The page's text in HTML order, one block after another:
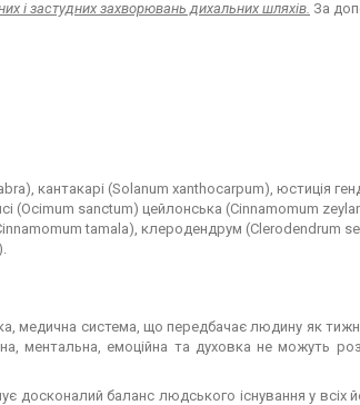
і застудних захворювань дихальних шляхів. За
кантакарі (Solanum xanthocarpum), юстиція
(Ocimum sanctum) цейлонська (Cinnamomum
tamala), клеродендрум (Clerodendrum
медична система, що передбачає людину як
ментальна, емоційна та духовка не можуть
досконалий баланс людського існування у